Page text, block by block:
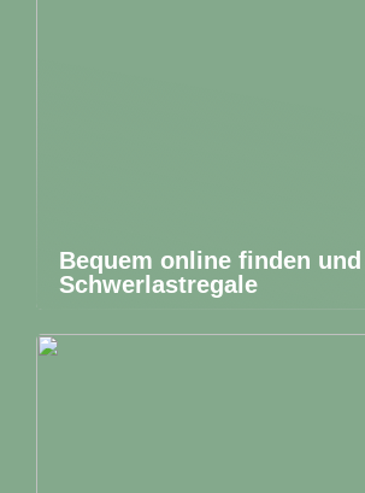
Bequem online finden
Schwerlastregale